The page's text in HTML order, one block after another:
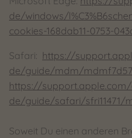
de/windows/
cookies-168dab11-0753-
Safari: https://
de/guide/mdm/
https://support.apple.com/
de/guide/safari/sfri11471/
Soweit Du einen anderen